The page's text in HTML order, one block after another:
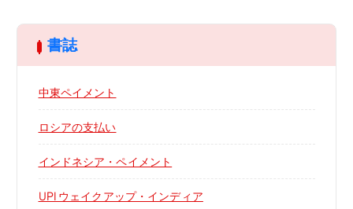
書誌
中東ペイメント
ロシアの支払い
インドネシア・ペイメント
UPI ウェイクアップ・インディア